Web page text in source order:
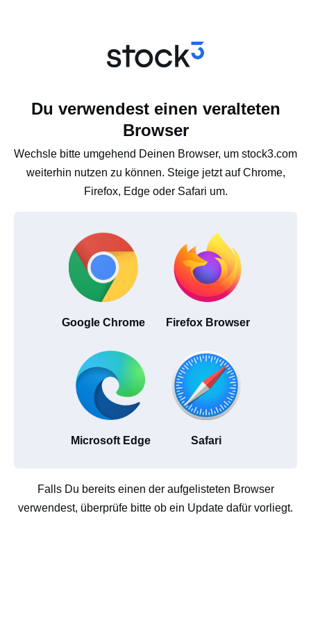
Du verwendest einen veralteten
Browser
Wechsle bitte umgehend Deinen Browser, um stock3.com
weiterhin nutzen zu können. Steige jetzt auf Chrome,
Firefox, Edge oder Safari um.
Google Chrome Firefox Browser
Microsoft Edge Safari
Falls Du bereits einen der aufgelisteten Browser
verwendest, überprüfe bitte ob ein Update dafür vorliegt.